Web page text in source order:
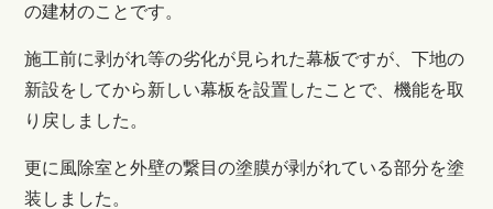
の建材のことです。
施工前に剥がれ等の劣化が見られた幕板ですが、下地の
新設をしてから新しい幕板を設置したことで、機能を取
り戻しました。
更に風除室と外壁の繋目の塗膜が剥がれている部分を塗
装しました。